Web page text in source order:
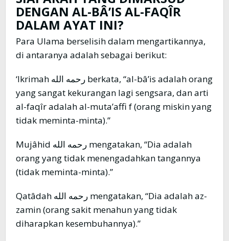
DENGAN AL-BÂ’IS AL-FAQÎR
DALAM AYAT INI?
Para Ulama berselisih dalam mengartikannya,
di antaranya adalah sebagai berikut:
‘Ikrimah رحمه الله berkata, “al-bâ’is adalah orang
yang sangat kekurangan lagi sengsara, dan arti
al-faqîr adalah al-muta’affi f (orang miskin yang
tidak meminta-minta).”
Mujâhid رحمه الله mengatakan, “Dia adalah
orang yang tidak menengadahkan tangannya
(tidak meminta-minta).”
Qatâdah رحمه الله mengatakan, “Dia adalah az-
zamin (orang sakit menahun yang tidak
diharapkan kesembuhannya).”